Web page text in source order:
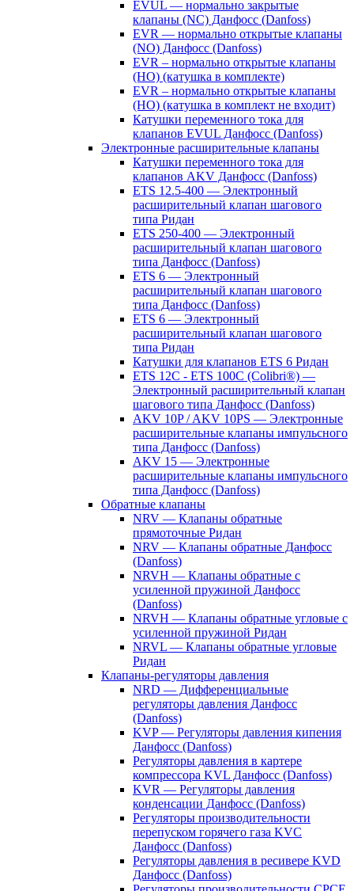
EVUL — нормально закрытые
клапаны (NC) Данфосс (Danfoss)
EVR — нормально открытые клапаны
(NO) Данфосс (Danfoss)
EVR – нормально открытые клапаны
(НО) (катушка в комплекте)
EVR – нормально открытые клапаны
(НО) (катушка в комплект не входит)
Катушки переменного тока для
клапанов EVUL Данфосс (Danfoss)
Электронные расширительные клапаны
Катушки переменного тока для
клапанов AKV Данфосс (Danfoss)
ETS 12.5-400 — Электронный
расширительный клапан шагового
типа Ридан
ETS 250-400 — Электронный
расширительный клапан шагового
типа Данфосс (Danfoss)
ETS 6 — Электронный
расширительный клапан шагового
типа Данфосс (Danfoss)
ETS 6 — Электронный
расширительный клапан шагового
типа Ридан
Катушки для клапанов ETS 6 Ридан
ETS 12C - ETS 100C (Colibri®) —
Электронный расширительный клапан
шагового типа Данфосс (Danfoss)
AKV 10P / AKV 10PS — Электронные
расширительные клапаны импульсного
типа Данфосс (Danfoss)
AKV 15 — Электронные
расширительные клапаны импульсного
типа Данфосс (Danfoss)
Обратные клапаны
NRV — Клапаны обратные
прямоточные Ридан
NRV — Клапаны обратные Данфосс
(Danfoss)
NRVH — Клапаны обратные с
усиленной пружиной Данфосс
(Danfoss)
NRVH — Клапаны обратные угловые с
усиленной пружиной Ридан
NRVL — Клапаны обратные угловые
Ридан
Клапаны-регуляторы давления
NRD — Дифференциальные
регуляторы давления Данфосс
(Danfoss)
KVP — Регуляторы давления кипения
Данфосс (Danfoss)
Регуляторы давления в картере
компрессора KVL Данфосс (Danfoss)
KVR — Регуляторы давления
конденсации Данфосс (Danfoss)
Регуляторы производительности
перепуском горячего газа KVC
Данфосс (Danfoss)
Регуляторы давления в ресивере KVD
Данфосс (Danfoss)